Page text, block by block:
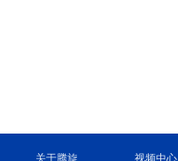
关于腾旋 视频中心